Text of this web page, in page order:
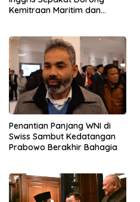
Kemitraan Maritim dan
Penantian Panjang WNI di
Swiss Sambut Kedatangan
Prabowo Berakhir Bahagia